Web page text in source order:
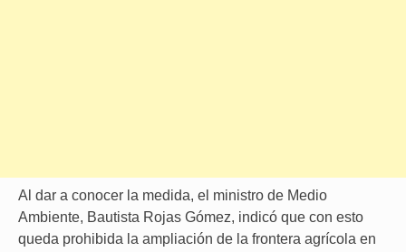
Al dar a conocer la medida, el ministro de Medio
Ambiente, Bautista Rojas Gómez, indicó que con esto
queda prohibida la ampliación de la frontera agrícola en